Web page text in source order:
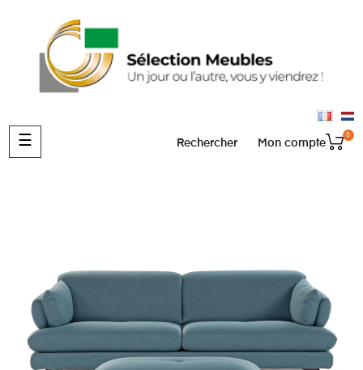
Basculer
la
☰ 0
Mon compte
Rechercher